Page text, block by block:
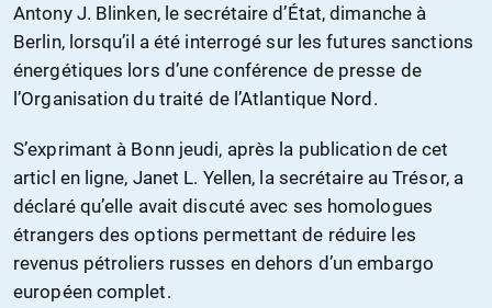
Antony J. Blinken, le secrétaire d’État, dimanche à
Berlin, lorsqu’il a été interrogé sur les futures sanctions
énergétiques lors d’une conférence de presse de
l’Organisation du traité de l’Atlantique Nord.
S’exprimant à Bonn jeudi, après la publication de cet
articl en ligne, Janet L. Yellen, la secrétaire au Trésor, a
déclaré qu’elle avait discuté avec ses homologues
étrangers des options permettant de réduire les
revenus pétroliers russes en dehors d’un embargo
européen complet.